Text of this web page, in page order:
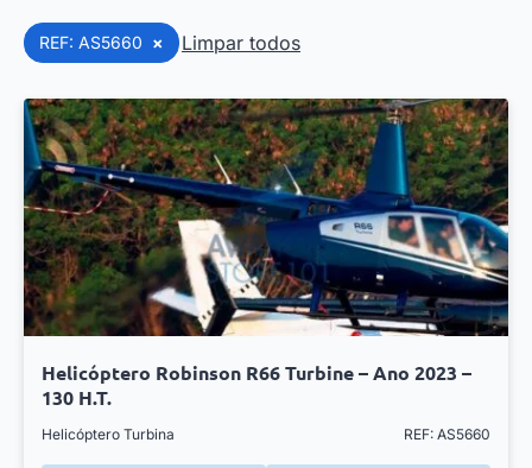
REF: AS5660 × Limpar todos
Helicóptero Robinson R66 Turbine – Ano 2023 –
130 H.T.
Helicóptero Turbina REF: AS5660